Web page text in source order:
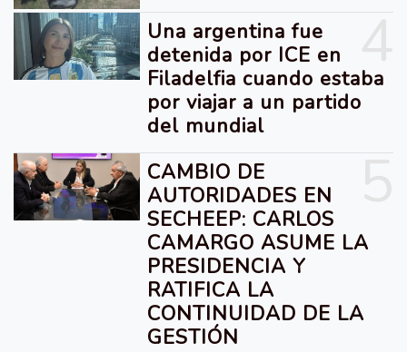
Una argentina fue
detenida por ICE en
Filadelfia cuando estaba
por viajar a un partido
del mundial
CAMBIO DE
AUTORIDADES EN
SECHEEP: CARLOS
CAMARGO ASUME LA
PRESIDENCIA Y
RATIFICA LA
CONTINUIDAD DE LA
GESTIÓN